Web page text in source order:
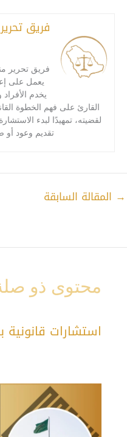
فريق
فريق تحرير
يعمل على
يخدم
القارئ على فهم الخطوة
لقضيته، تمهيدًا لبدء
تقديم وعود أو
→ المقالة السابقة
محتوى ذو
استشارات قانونية